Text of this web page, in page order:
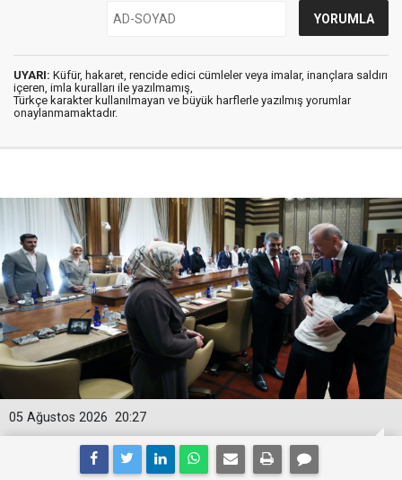
UYARI: Küfür, hakaret, rencide edici cümleler veya imalar, inançlara saldırı
içeren, imla kuralları ile yazılmamış,
Türkçe karakter kullanılmayan ve büyük harflerle yazılmış yorumlar
onaylanmamaktadır.
20:27
05 Ağustos 2026